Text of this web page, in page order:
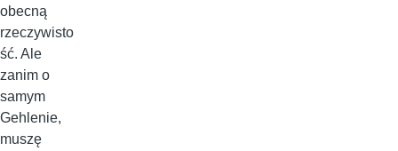
obecną
rzeczywisto
ść. Ale
zanim o
samym
Gehlenie,
muszę